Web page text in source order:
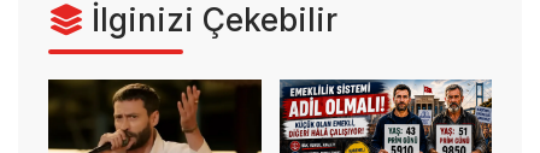
İlginizi Çekebilir